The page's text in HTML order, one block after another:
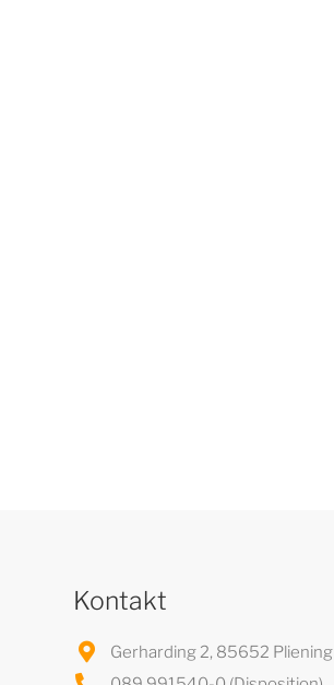
Kontakt
Gerharding 2, 85652 Pliening